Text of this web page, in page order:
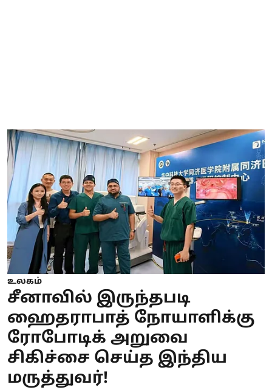
உலகம்
சீனாவில் இருந்தபடி
ஹைதராபாத் நோயாளிக்கு
ரோபோடிக் அறுவை
சிகிச்சை செய்த இந்திய
மருத்துவர்!